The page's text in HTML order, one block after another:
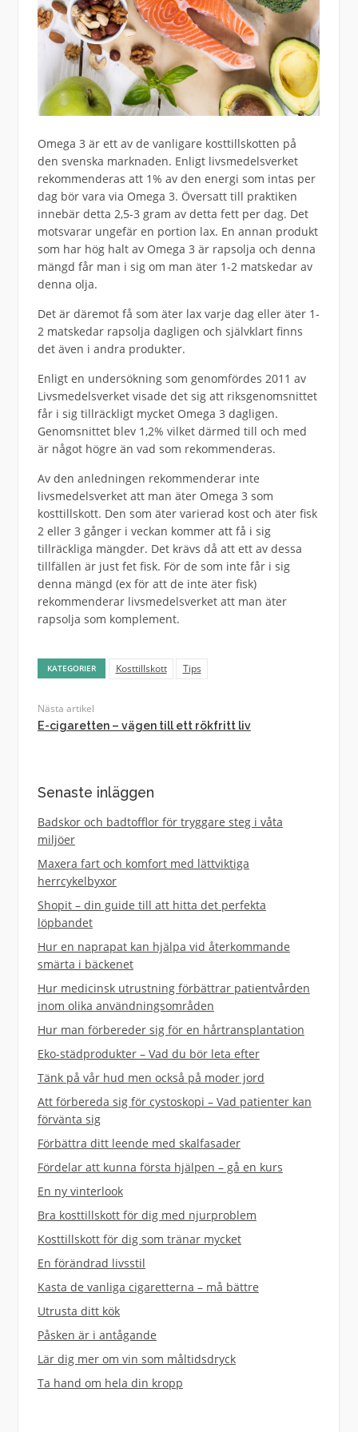
Omega 3 är ett av de vanligare kosttillskotten på
den svenska marknaden. Enligt livsmedelsverket
rekommenderas att 1% av den energi som intas per
dag bör vara via Omega 3. Översatt till praktiken
innebär detta 2,5-3 gram av detta fett per dag. Det
motsvarar ungefär en portion lax. En annan produkt
som har hög halt av Omega 3 är rapsolja och denna
mängd får man i sig om man äter 1-2 matskedar av
denna olja.
Det är däremot få som äter lax varje dag eller äter 1-
2 matskedar rapsolja dagligen och självklart finns
det även i andra produkter.
Enligt en undersökning som genomfördes 2011 av
Livsmedelsverket visade det sig att riksgenomsnittet
får i sig tillräckligt mycket Omega 3 dagligen.
Genomsnittet blev 1,2% vilket därmed till och med
är något högre än vad som rekommenderas.
Av den anledningen rekommenderar inte
livsmedelsverket att man äter Omega 3 som
kosttillskott. Den som äter varierad kost och äter fisk
2 eller 3 gånger i veckan kommer att få i sig
tillräckliga mängder. Det krävs då att ett av dessa
tillfällen är just fet fisk. För de som inte får i sig
denna mängd (ex för att de inte äter fisk)
rekommenderar livsmedelsverket att man äter
rapsolja som komplement.
KATEGORIER Kosttillskott Tips
Nästa artikel
E-cigaretten – vägen till ett rökfritt liv
Senaste inläggen
Badskor och badtofflor för tryggare steg i våta
miljöer
Maxera fart och komfort med lättviktiga
herrcykelbyxor
Shopit – din guide till att hitta det perfekta
löpbandet
Hur en naprapat kan hjälpa vid återkommande
smärta i bäckenet
Hur medicinsk utrustning förbättrar patientvården
inom olika användningsområden
Hur man förbereder sig för en hårtransplantation
Eko-städprodukter – Vad du bör leta efter
Tänk på vår hud men också på moder jord
Att förbereda sig för cystoskopi – Vad patienter kan
förvänta sig
Förbättra ditt leende med skalfasader
Fördelar att kunna första hjälpen – gå en kurs
En ny vinterlook
Bra kosttillskott för dig med njurproblem
Kosttillskott för dig som tränar mycket
En förändrad livsstil
Kasta de vanliga cigaretterna – må bättre
Utrusta ditt kök
Påsken är i antågande
Lär dig mer om vin som måltidsdryck
Ta hand om hela din kropp